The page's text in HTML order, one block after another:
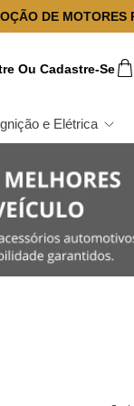
DE MOTORES
Ou Cadastre-Se
e Elétrica